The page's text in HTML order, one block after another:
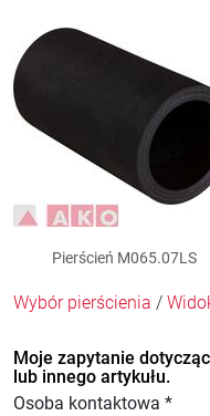
Pierścień M065.07LS
Wybór pierścienia /
Moje zapytanie
lub innego artykułu.
Osoba kontaktowa *